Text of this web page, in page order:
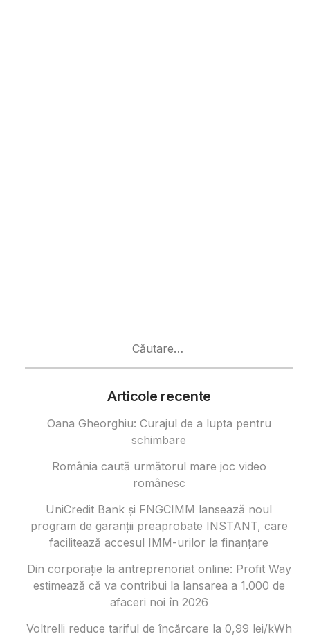
Articole recente
Oana Gheorghiu: Curajul de a lupta pentru
schimbare
România caută următorul mare joc video
românesc
UniCredit Bank și FNGCIMM lansează noul
program de garanții preaprobate INSTANT, care
facilitează accesul IMM-urilor la finanțare
Din corporație la antreprenoriat online: Profit Way
estimează că va contribui la lansarea a 1.000 de
afaceri noi în 2026
Voltrelli reduce tariful de încărcare la 0,99 lei/kWh